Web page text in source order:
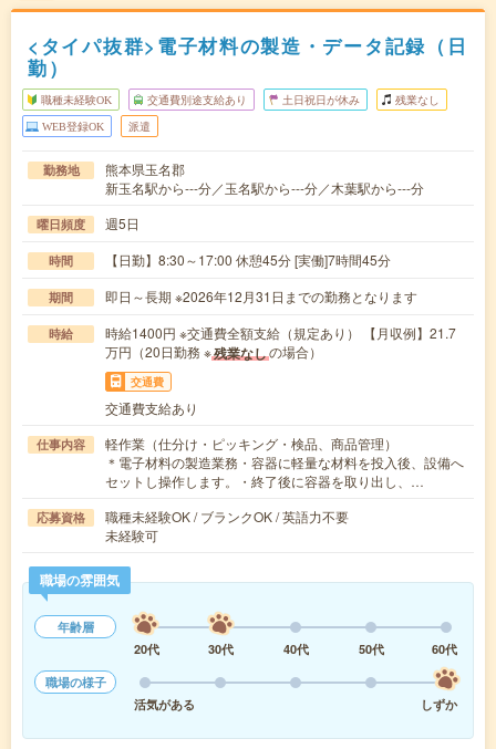
<タイパ抜群>電子材料の製造・データ記録（日
勤）
職種未経験OK 交通費別途支給あり 土日祝日が休み 残業なし
WEB登録OK 派遣
勤務地
熊本県玉名郡
新玉名駅から---分／玉名駅から---分／木葉駅から---分
曜日頻度 週5日
時間 【日勤】8:30～17:00 休憩45分 [実働]7時間45分
期間 即日～長期 ※2026年12月31日までの勤務となります
時給
時給1400円 ※交通費全額支給（規定あり） 【月収例】21.7
万円（20日勤務 ※残業なしの場合）
交通費
交通費支給あり
仕事内容
軽作業（仕分け・ピッキング・検品、商品管理）
＊電子材料の製造業務・容器に軽量な材料を投入後、設備へ
セットし操作します。・終了後に容器を取り出し、…
応募資格
職種未経験OK / ブランクOK / 英語力不要
未経験可
職場の雰囲気
年齢層
20代
30代 40代 50代
60代
職場の様子
活気がある
しずか